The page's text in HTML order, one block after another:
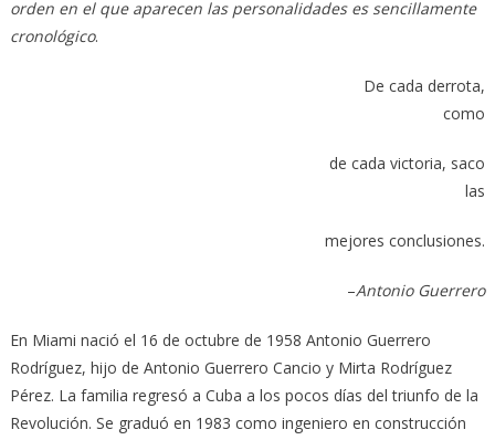
orden en el que aparecen las personalidades es sencillamente
cronológico.
De cada derrota,
como
de cada victoria, saco
las
mejores conclusiones.
–Antonio Guerrero
En Miami nació el 16 de octubre de 1958 Antonio Guerrero
Rodríguez, hijo de Antonio Guerrero Cancio y Mirta Rodríguez
Pérez. La familia regresó a Cuba a los pocos días del triunfo de la
Revolución. Se graduó en 1983 como ingeniero en construcción